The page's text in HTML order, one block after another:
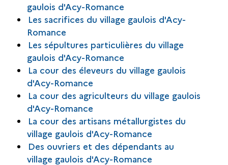
gaulois d'Acy-Romance
Les sacrifices du village gaulois d'Acy-
Romance
Les sépultures particulières du village
gaulois d'Acy-Romance
La cour des éleveurs du village gaulois
d'Acy-Romance
La cour des agriculteurs du village gaulois
d'Acy-Romance
La cour des artisans métallurgistes du
village gaulois d'Acy-Romance
Des ouvriers et des dépendants au
village gaulois d'Acy-Romance